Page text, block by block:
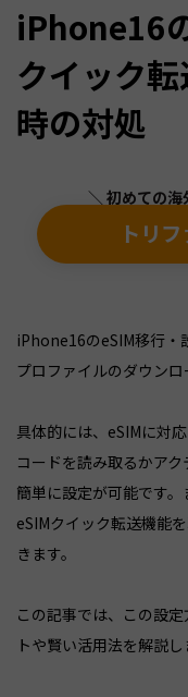
iPhone16
クイック
時の対処
＼ 初めての
トリ
iPhone16のeSIM移行・
プロファイルのダウンロ
具体的には、eSIMに対
コードを読み取るかアク
簡単に設定が可能です
eSIMクイック転送機能
きます。
この記事では、この設
トや賢い活用法を解説し